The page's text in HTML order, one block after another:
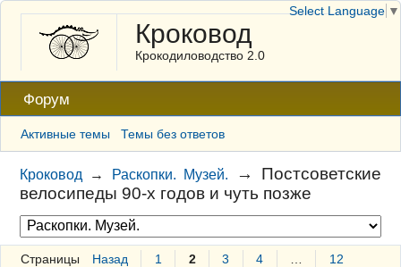
Кроковод
Крокодиловодство 2.0
Форум
Активные темы Темы без ответов
Кроковод → Раскопки. Музей. → Постсоветские
велосипеды 90-х годов и чуть позже
Страницы Назад 1 2 3 4
12
Select Language ▼